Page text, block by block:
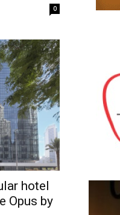
0
hotel
Opus by